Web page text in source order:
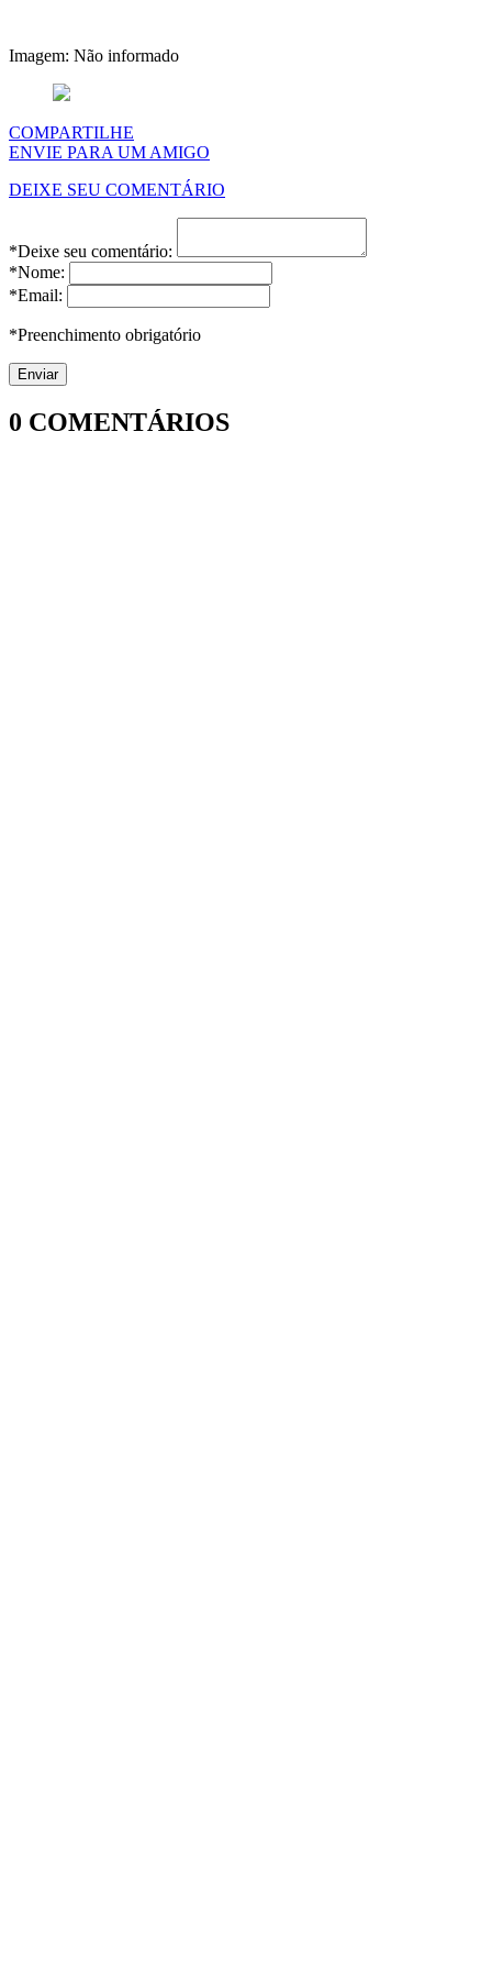
Imagem: Não informado
COMPARTILHE
ENVIE PARA UM AMIGO
DEIXE SEU COMENTÁRIO
*Deixe seu comentário:
*Nome:
*Email:
*Preenchimento obrigatório
0 COMENTÁRIOS